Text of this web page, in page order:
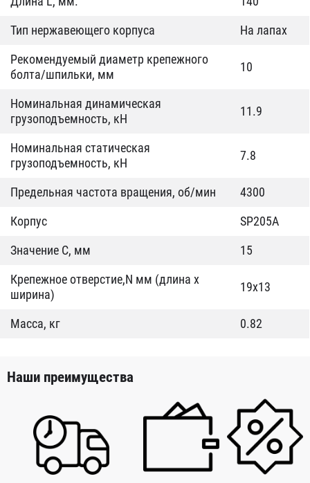
Тип нержавеющего корпуса
На лапах
Рекомендуемый диаметр крепежного
болта/шпильки, мм
10
Номинальная динамическая
грузоподъемность, кН
11.9
Номинальная статическая
грузоподъемность, кН
7.8
Предельная частота вращения, об/мин
4300
Корпус
SP205A
Значение C, мм
15
Крепежное отверстие,N мм (длина х
ширина)
19x13
Масса, кг 0.82
Наши преимущества